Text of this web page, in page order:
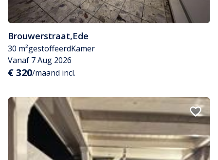
Brouwerstraat,Ede
30 m²gestoffeerdKamer
Vanaf 7 Aug 2026
€ 320/maand incl.